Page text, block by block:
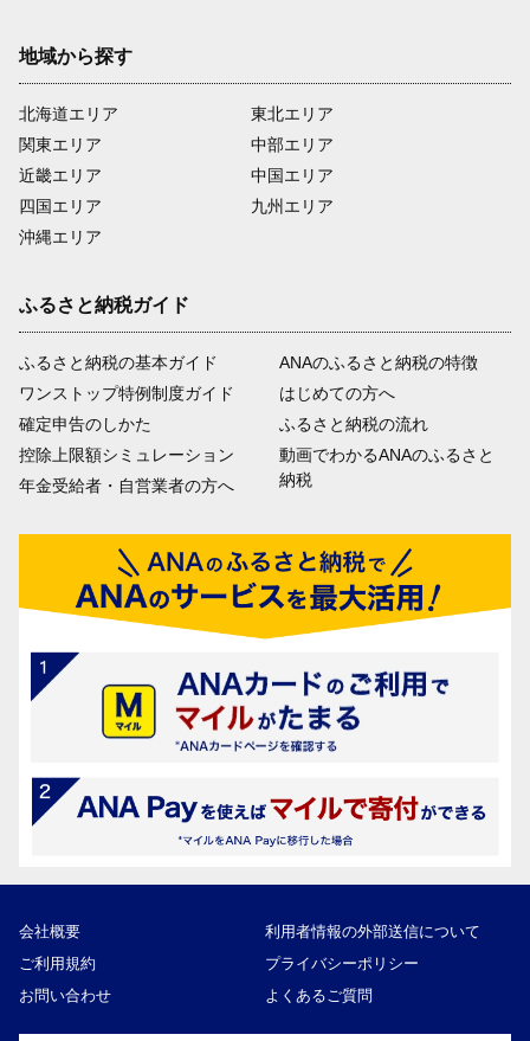
地域から探す
北海道エリア
関東エリア
近畿エリア
四国エリア
沖縄エリア
東北エリア
中部エリア
中国エリア
九州エリア
ふるさと納税ガイド
ふるさと納税の基本ガイド
ワンストップ特例制度ガイド
確定申告のしかた
控除上限額シミュレーション
年金受給者・自営業者の方へ
ANAのふるさと納税の特徴
はじめての方へ
ふるさと納税の流れ
動画でわかるANAのふるさと
納税
会社概要
利用者情報の外部送信について
ご利用規約
プライバシーポリシー
お問い合わせ
よくあるご質問